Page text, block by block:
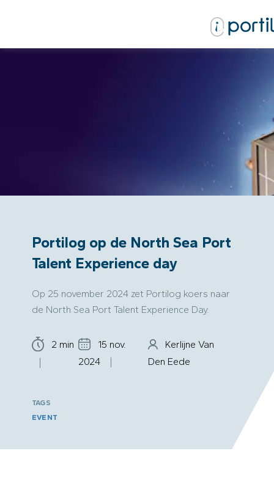
Portilog op de North Sea Port
Talent Experience day
Op 25 november 2024 zet Portilog koers naar
de North Sea Port Talent Experience Day.
2 min
15 nov.
2024
Kerlijne Van
Den Eede
TAGS
EVENT